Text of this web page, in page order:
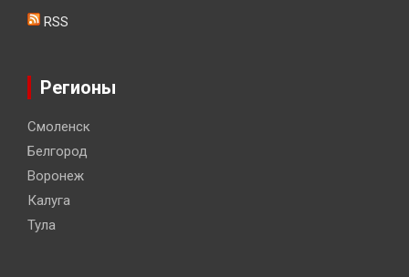
RSS
Регионы
Смоленск
Белгород
Воронеж
Калуга
Тула